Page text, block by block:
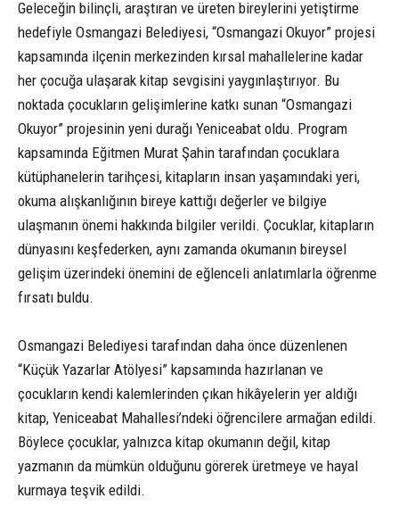
Geleceğin bilinçli, araştıran ve üreten bireylerini yetiştirme
hedefiyle Osmangazi Belediyesi, “Osmangazi Okuyor” projesi
kapsamında ilçenin merkezinden kırsal mahallelerine kadar
her çocuğa ulaşarak kitap sevgisini yaygınlaştırıyor. Bu
noktada çocukların gelişimlerine katkı sunan “Osmangazi
Okuyor” projesinin yeni durağı Yeniceabat oldu. Program
kapsamında Eğitmen Murat Şahin tarafından çocuklara
kütüphanelerin tarihçesi, kitapların insan yaşamındaki yeri,
okuma alışkanlığının bireye kattığı değerler ve bilgiye
ulaşmanın önemi hakkında bilgiler verildi. Çocuklar, kitapların
dünyasını keşfederken, aynı zamanda okumanın bireysel
gelişim üzerindeki önemini de eğlenceli anlatımlarla öğrenme
fırsatı buldu.
Osmangazi Belediyesi tarafından daha önce düzenlenen
“Küçük Yazarlar Atölyesi” kapsamında hazırlanan ve
çocukların kendi kalemlerinden çıkan hikâyelerin yer aldığı
kitap, Yeniceabat Mahallesi’ndeki öğrencilere armağan edildi.
Böylece çocuklar, yalnızca kitap okumanın değil, kitap
yazmanın da mümkün olduğunu görerek üretmeye ve hayal
kurmaya teşvik edildi.